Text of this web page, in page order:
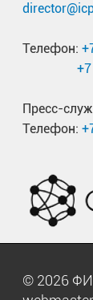
Телефон:
Пресс-
Телефон:
© 2026